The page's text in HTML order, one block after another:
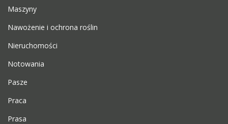
Maszyny
Nawożenie i ochrona roślin
Nieruchomości
Notowania
Pasze
Praca
Prasa